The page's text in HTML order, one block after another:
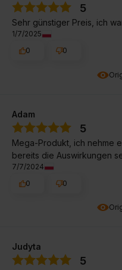
5
Sehr günstiger Preis, ich
1/7/2025
0
0
Adam
5
Mega-Produkt, ich nehme
bereits die Auswirkungen
7/7/2024
0
0
Judyta
5